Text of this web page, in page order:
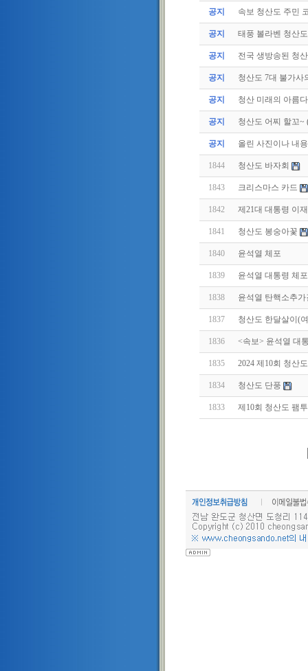
공지 속보 청산도 주민
공지 태풍 볼라벤 청산
공지 전국 생방송된 청
공지 청산도 7대 불가사
공지 청산 미래의 아름
공지 청산도 어찌 할꼬~
공지 올린 사진이나 내
1844 청산도 바자회
1843 크리스마스 카드
1842 제21대 대통령 이
1841 청산도 봉숭아꽃
1840 윤석열 체포
1839 윤석열 대통령 체
1838 윤석열 탄핵소추가
1837 청산도 한달살이(
1836 <속보> 윤석열 대
1835 2024 제10회 청산
1834 청산도 단풍
1833 제10회 청산도 팸